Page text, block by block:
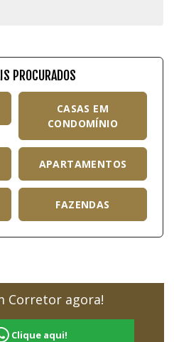
PROCURADOS
CASAS EM
CONDOMÍNIO
APARTAMENTOS
FAZENDAS
Corretor agora!
Clique aqui!